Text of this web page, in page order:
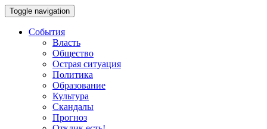
Toggle navigation
События
Власть
Общество
Острая ситуация
Политика
Образование
Культура
Скандалы
Прогноз